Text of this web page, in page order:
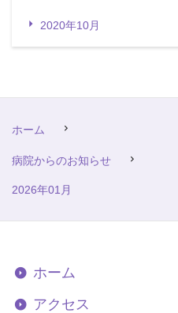
2020年10月
ホーム
病院からのお知らせ
2026年01月
ホーム
アクセス